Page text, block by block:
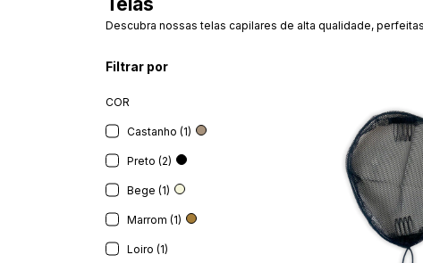
Descubra nossas telas capilares de alta qualidade,
Filtrar por
COR
Castanho (1)
Preto (2)
Bege (1)
Marrom (1)
Loiro (1)